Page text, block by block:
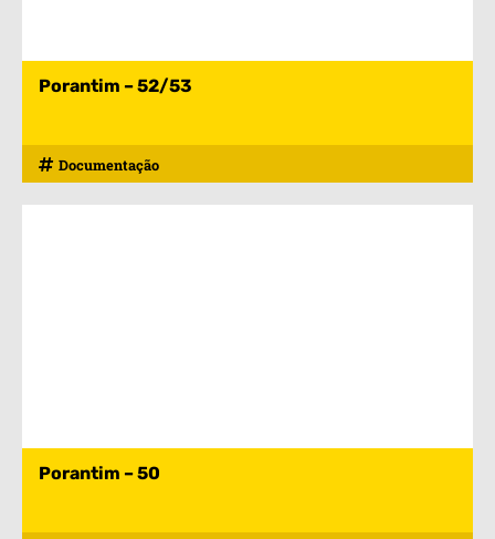
Porantim – 52/53
Documentação
Porantim – 50